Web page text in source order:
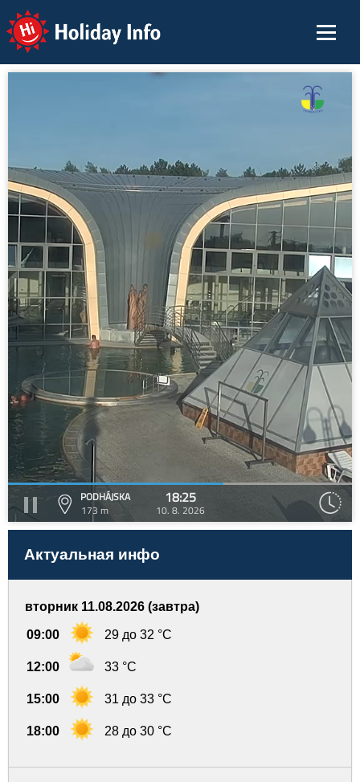
Holiday Info
PODHÁJSKA
173 m
18:25
10. 8. 2026
Актуальная инфо
вторник 11.08.2026 (завтра)
09:00 29 до 32 °C
12:00 33 °C
15:00 31 до 33 °C
18:00 28 до 30 °C